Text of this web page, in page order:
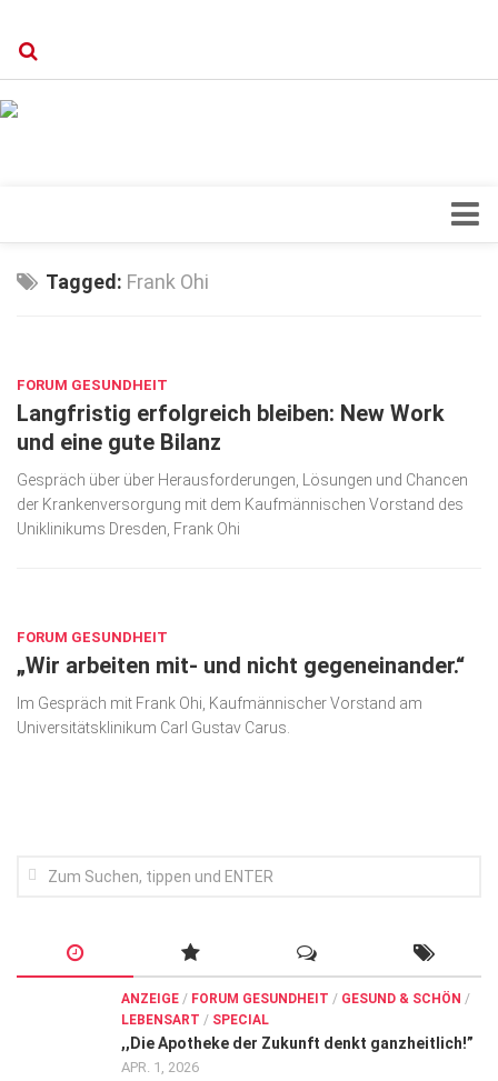
Orthopädie
Schönheit & Wohlbefinden
Special
Wirtschaft, Recht, Finanzen
Allgemein
Sehen
Innovationen
Tagged: Frank Ohi
FORUM GESUNDHEIT
Langfristig erfolgreich bleiben: New Work
und eine gute Bilanz
Gespräch über über Herausforderungen, Lösungen und Chancen
der Krankenversorgung mit dem Kaufmännischen Vorstand des
Uniklinikums Dresden, Frank Ohi
FORUM GESUNDHEIT
„Wir arbeiten mit- und nicht gegeneinander.“
Im Gespräch mit Frank Ohi, Kaufmännischer Vorstand am
Universitätsklinikum Carl Gustav Carus.
ANZEIGE / FORUM GESUNDHEIT / GESUND & SCHÖN /
LEBENSART / SPECIAL
,,Die Apotheke der Zukunft denkt ganzheitlich!”
APR. 1, 2026